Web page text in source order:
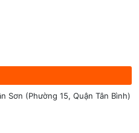
Sơn (Phường 15, Quận Tân Bình)